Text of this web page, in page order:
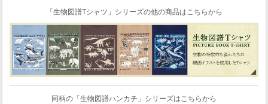
「生物図譜Tシャツ」シリーズの他の商品はこちらから
同柄の「生物図譜ハンカチ」シリーズはこちらから